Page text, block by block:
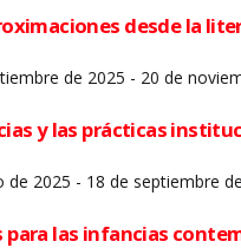
desde la
de 2025 - 20 de
y las prácticas
2025 - 18 de septiembre
las infancias